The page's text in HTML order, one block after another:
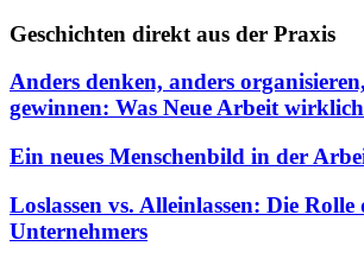
Geschichten direkt aus der Praxis
Anders denken, anders
gewinnen: Was Neue Arbeit
Ein neues Menschenbild in der
Loslassen vs. Alleinlassen: Die Rolle
Unternehmers